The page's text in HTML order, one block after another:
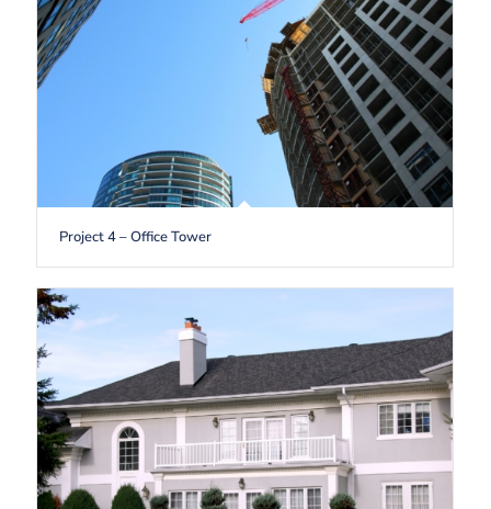
Project 4 – Office Tower